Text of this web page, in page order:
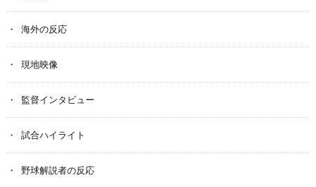
海外の反応
現地映像
監督インタビュー
試合ハイライト
野球解説者の反応